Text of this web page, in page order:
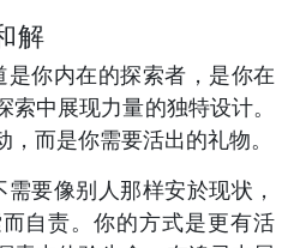
解
你内在的探索者，是你在
中展现力量的独特设计。
而是你需要活出的礼物。
要像别人那样安於现状，
自责。你的方式是更有活